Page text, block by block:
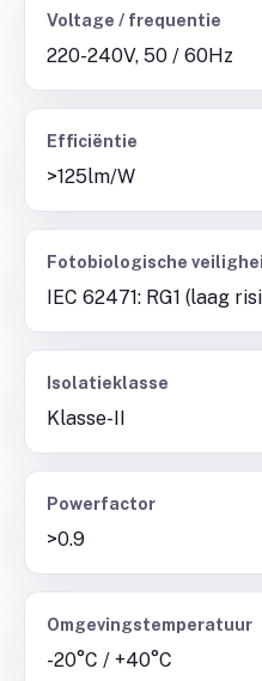
Voltage / frequentie
220-240V, 50 / 60Hz
Efficiëntie
>125lm/W
Fotobiologische
IEC 62471: RG1 (laag
Isolatieklasse
Klasse-II
Powerfactor
>0.9
Omgevingstemperatuur
-20°C / +40°C